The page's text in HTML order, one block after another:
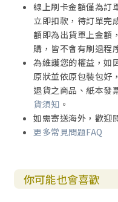
續篇 承傳
第二十七章 教會的種子
第二十八章 「活」的神學
第二十九章 下一棒該誰
附錄一／馬偕日記
附錄二／馬偕教學科目
附錄三／華人的人頭稅
附錄四／新店起初設拜
論文謝誌
獻冊台語禱文
線上刷卡金額僅為訂
立即扣款，待訂單完
額即為出貨單上金額
購，皆不會有刷退程
為維護您的權益，如
原狀並依原包裝包好
退貨之商品、紙本發
貨須知 。
如需寄送海外，歡迎
更多常見問題FAQ
你可能也會喜歡